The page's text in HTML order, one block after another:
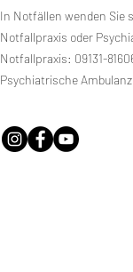
In Notfällen wenden Sie
Notfallpraxis oder
Notfallpraxis: 09131-
Psychiatrische